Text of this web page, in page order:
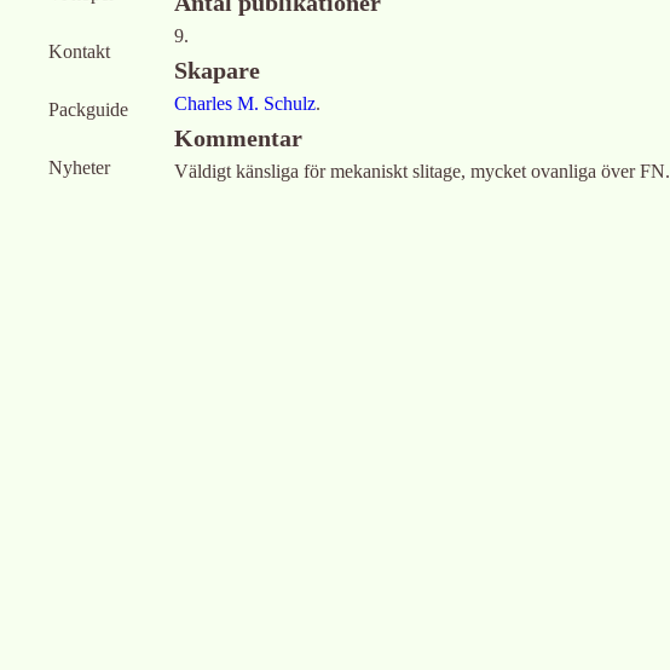
Kontakt
Packguide
Nyheter
9.
Skapare
Charles M. Schulz.
Kommentar
Väldigt känsliga för mekaniskt slitage, mycket ovanliga över FN.